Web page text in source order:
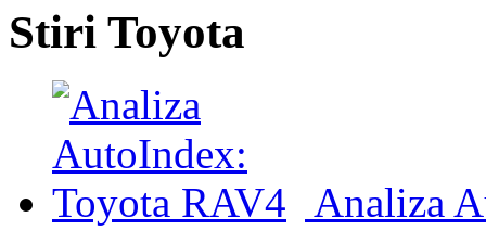
Stiri Toyota
Analiza